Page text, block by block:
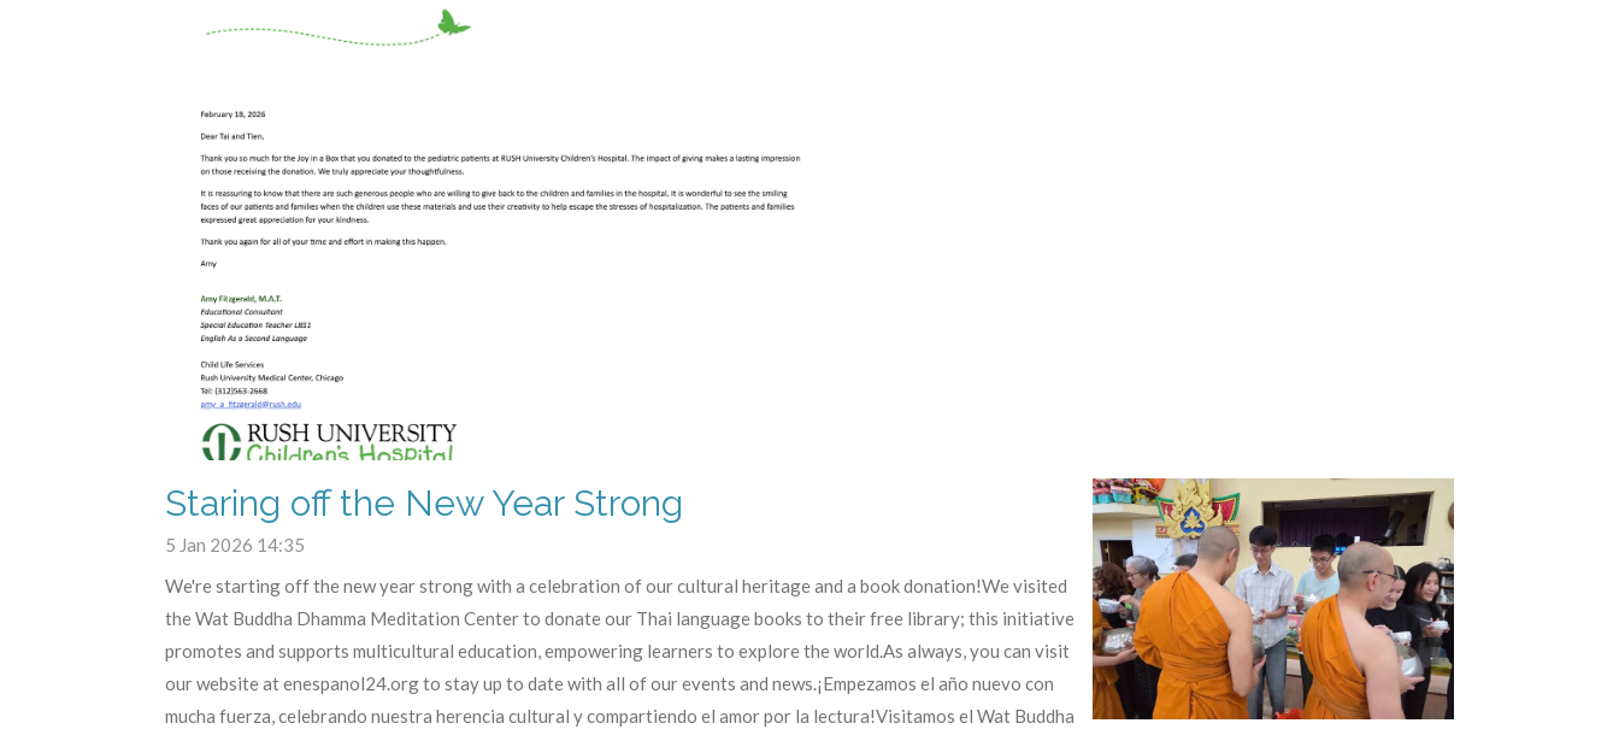
Staring off the New Year Strong
5 Jan 2026 14:35
We're starting off the new year strong with a celebration of our cultural heritage and a book donation!We visited
the Wat Buddha Dhamma Meditation Center to donate our Thai language books to their free library; this initiative
promotes and supports multicultural education, empowering learners to explore the world.As always, you can visit
our website at enespanol24.org to stay up to date with all of our events and news.¡Empezamos el año nuevo con
mucha fuerza, celebrando nuestra herencia cultural y compartiendo el amor por la lectura!Visitamos el Wat Buddha